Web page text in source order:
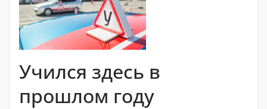
Учился здесь в
прошлом году